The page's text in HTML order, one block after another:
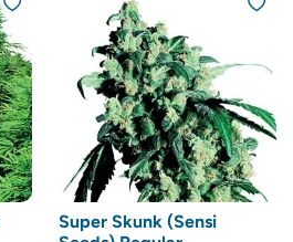
Super Skunk (Sensi